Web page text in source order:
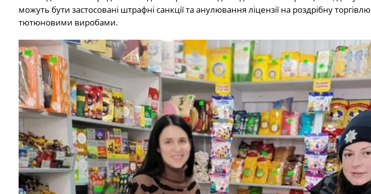
можуть бути застосовані штрафні санкції та анулювання ліцензії на роздрібну
тютюновими виробами.